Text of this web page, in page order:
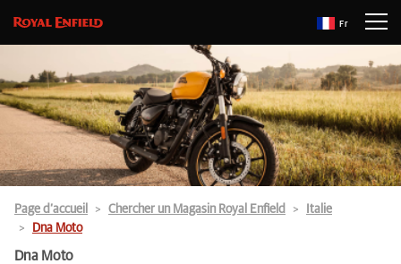
Fr
Page d’accueil Chercher un Magasin Royal Enfield
Italie
Dna Moto
Dna Moto